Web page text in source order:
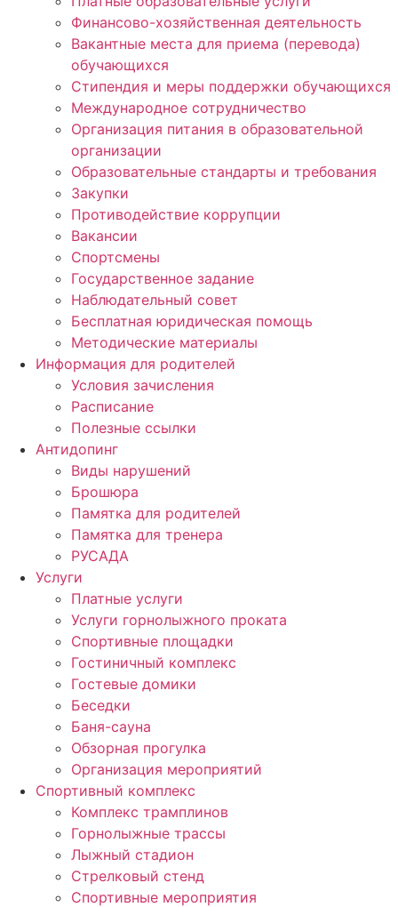
Финансово-хозяйственная деятельность
Вакантные места для приема (перевода)
обучающихся
Стипендия и меры поддержки обучающихся
Международное сотрудничество
Организация питания в образовательной
организации
Образовательные стандарты и требования
Закупки
Противодействие коррупции
Вакансии
Спортсмены
Государственное задание
Наблюдательный совет
Бесплатная юридическая помощь
Методические материалы
Информация для родителей
Условия зачисления
Расписание
Полезные ссылки
Антидопинг
Виды нарушений
Брошюра
Памятка для родителей
Памятка для тренера
РУСАДА
Услуги
Платные услуги
Услуги горнолыжного проката
Спортивные площадки
Гостиничный комплекс
Гостевые домики
Беседки
Баня-сауна
Обзорная прогулка
Организация мероприятий
Спортивный комплекс
Комплекс трамплинов
Горнолыжные трассы
Лыжный стадион
Стрелковый стенд
Спортивные мероприятия